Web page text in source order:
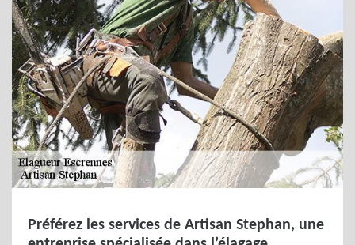
Préférez les services de Artisan Stephan, une